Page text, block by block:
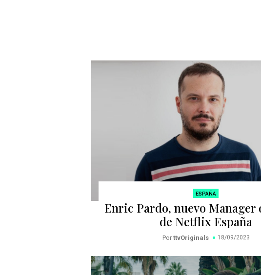
ESPAÑA
Enric Pardo, nuevo Manager
de Netflix España
Por ttvOriginals 18/09/2023